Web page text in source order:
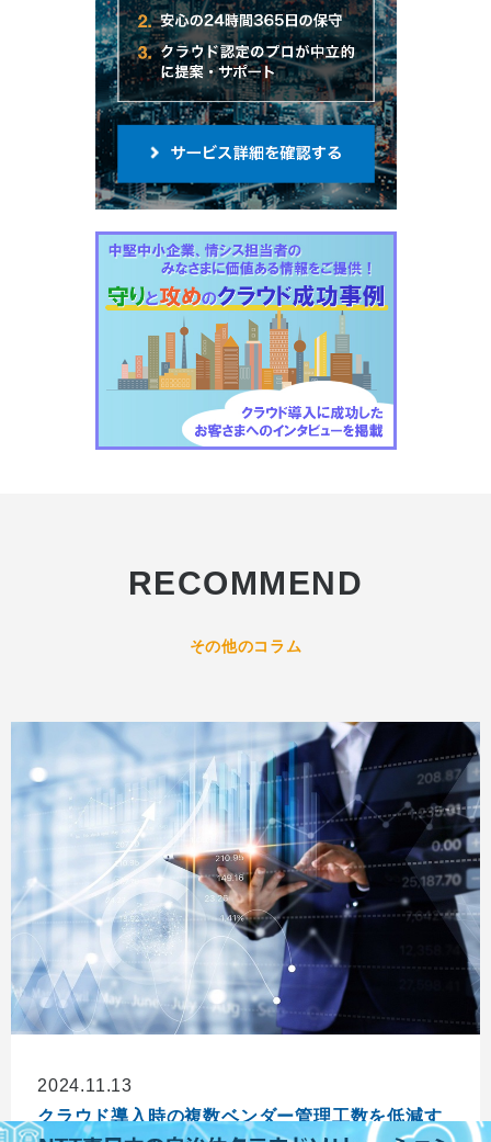
RECOMMEND
その他のコラム
2024.11.13
クラウド導入時の複数ベンダー管理工数を低減す